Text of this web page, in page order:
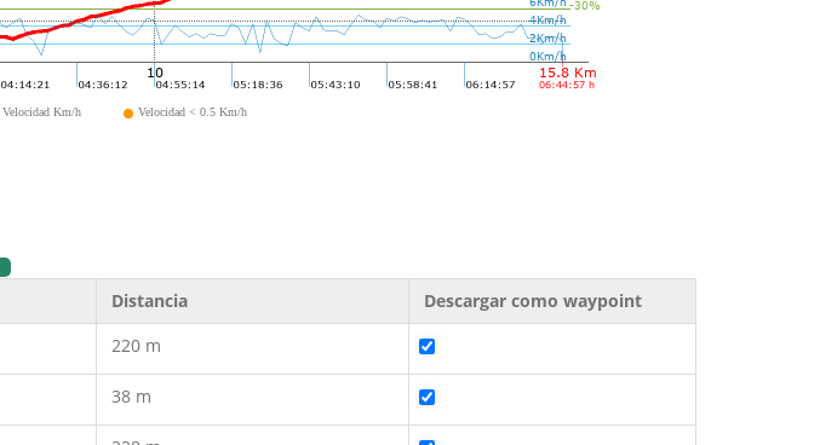
Velocidad Km/h Velocidad < 0.5 Km/h
Distancia Descargar como waypoint
220 m
38 m